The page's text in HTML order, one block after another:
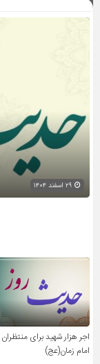
اجر هزار شهید برای منتظران
امام زمان(عج)